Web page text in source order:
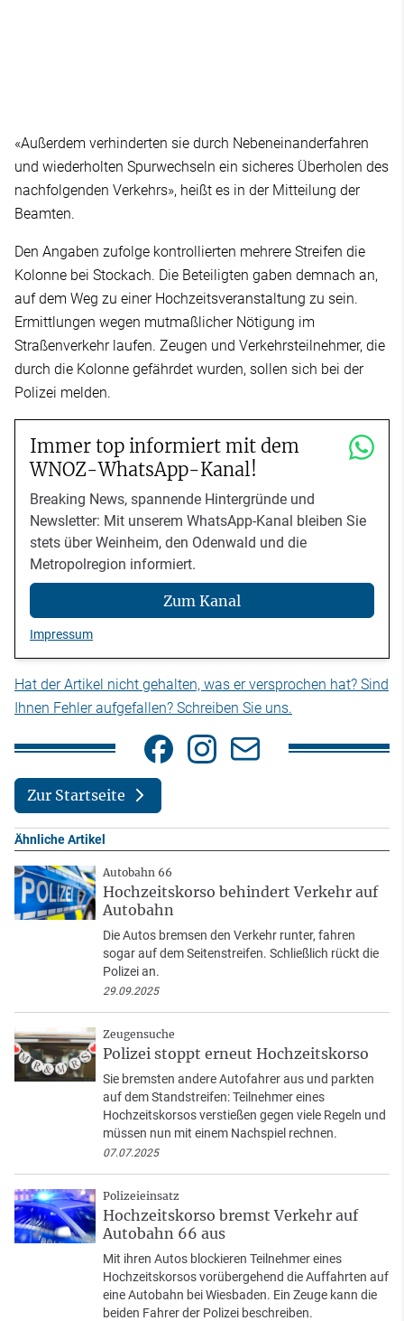
«Außerdem verhinderten sie durch Nebeneinanderfahren
und wiederholten Spurwechseln ein sicheres Überholen des
nachfolgenden Verkehrs», heißt es in der Mitteilung der
Beamten.
Den Angaben zufolge kontrollierten mehrere Streifen die
Kolonne bei Stockach. Die Beteiligten gaben demnach an,
auf dem Weg zu einer Hochzeitsveranstaltung zu sein.
Ermittlungen wegen mutmaßlicher Nötigung im
Straßenverkehr laufen. Zeugen und Verkehrsteilnehmer, die
durch die Kolonne gefährdet wurden, sollen sich bei der
Polizei melden.
Immer top informiert mit dem
WNOZ-WhatsApp-Kanal!
Breaking News, spannende Hintergründe und
Newsletter: Mit unserem WhatsApp-Kanal bleiben Sie
stets über Weinheim, den Odenwald und die
Metropolregion informiert.
Zum Kanal
Impressum
Hat der Artikel nicht gehalten, was er versprochen hat? Sind
Ihnen Fehler aufgefallen? Schreiben Sie uns.
Zur Startseite
Ähnliche Artikel
Autobahn 66
Hochzeitskorso behindert Verkehr auf
Autobahn
Die Autos bremsen den Verkehr runter, fahren
sogar auf dem Seitenstreifen. Schließlich rückt die
Polizei an.
29.09.2025
Zeugensuche
Polizei stoppt erneut Hochzeitskorso
Sie bremsten andere Autofahrer aus und parkten
auf dem Standstreifen: Teilnehmer eines
Hochzeitskorsos verstießen gegen viele Regeln und
müssen nun mit einem Nachspiel rechnen.
07.07.2025
Polizeieinsatz
Hochzeitskorso bremst Verkehr auf
Autobahn 66 aus
Mit ihren Autos blockieren Teilnehmer eines
Hochzeitskorsos vorübergehend die Auffahrten auf
eine Autobahn bei Wiesbaden. Ein Zeuge kann die
beiden Fahrer der Polizei beschreiben.